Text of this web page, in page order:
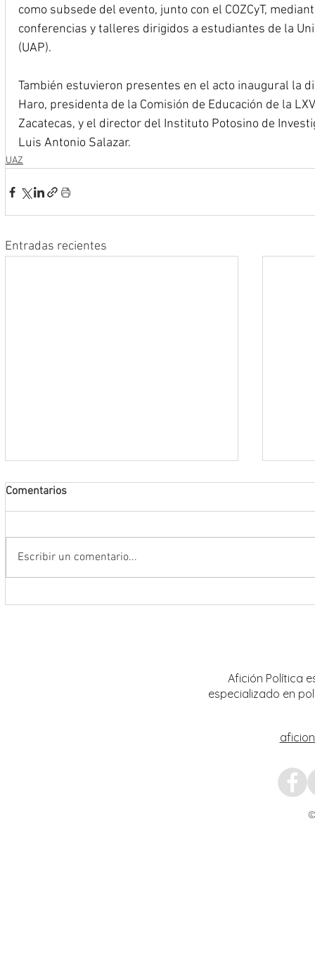
como subsede del evento, junto con el COZCyT,
conferencias y talleres dirigidos a estudiantes de la
(UAP).
También estuvieron presentes en el acto inaugural la
Haro, presidenta de la Comisión de Educación de la
Zacatecas, y el director del Instituto Potosino de
Luis Antonio Salazar.
UAZ
Entradas recientes
Comentarios
Escribir un comentario...
Afición Política
especializado en